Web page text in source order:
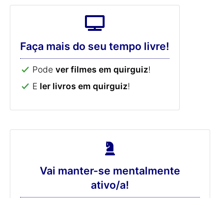
Faça mais do seu tempo livre!
Pode ver filmes em quirguiz!
E ler livros em quirguiz!
Vai manter-se mentalmente
ativo/a!